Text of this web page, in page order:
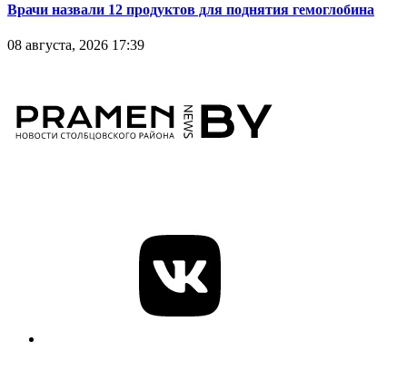
Врачи назвали 12 продуктов для поднятия гемоглобина
08 августа, 2026 17:39